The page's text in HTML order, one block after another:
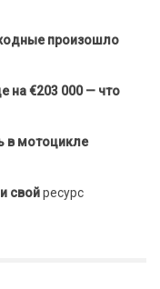
произошло
на €203 000 — что
в мотоцикле
свойресурс